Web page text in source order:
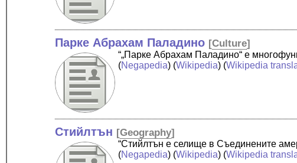
Парке Абрахам Паладино [Culture]
“„Парке Абрахам Паладино“ е
(Negapedia) (Wikipedia) (Wikipedia
Стийлтън [Geography]
“Стийлтън е селище в Съединените
(Negapedia) (Wikipedia) (Wikipedia